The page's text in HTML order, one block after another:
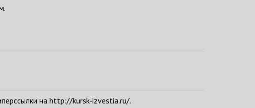
на http://kursk-izvestia.ru/.